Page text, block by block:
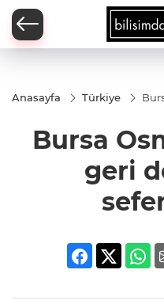
Anasayfa Türkiye
Bursa
geri